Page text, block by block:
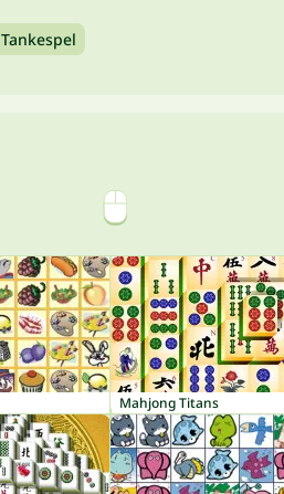
Tankespel
Mahjong Titans